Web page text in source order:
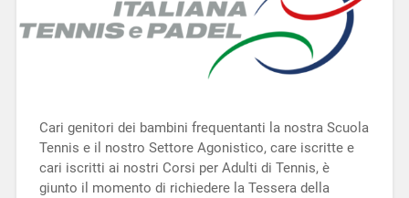
Cari genitori dei bambini frequentanti la nostra Scuola
Tennis e il nostro Settore Agonistico, care iscritte e
cari iscritti ai nostri Corsi per Adulti di Tennis, è
giunto il momento di richiedere la Tessera della